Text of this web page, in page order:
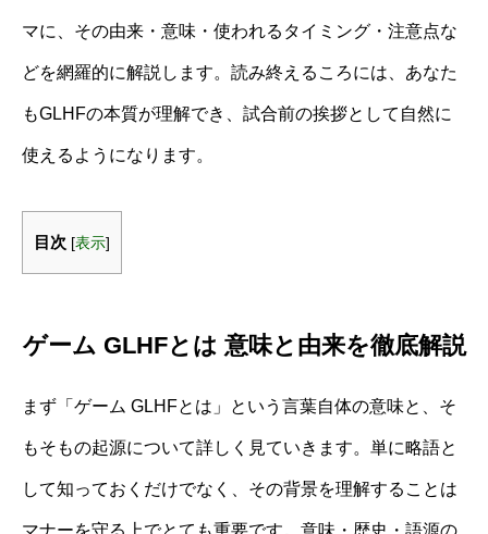
マに、その由来・意味・使われるタイミング・注意点な
どを網羅的に解説します。読み終えるころには、あなた
もGLHFの本質が理解でき、試合前の挨拶として自然に
使えるようになります。
目次 [表示]
ゲーム GLHFとは 意味と由来を徹底解説
まず「ゲーム GLHFとは」という言葉自体の意味と、そ
もそもの起源について詳しく見ていきます。単に略語と
して知っておくだけでなく、その背景を理解することは
マナーを守る上でとても重要です。意味・歴史・語源の